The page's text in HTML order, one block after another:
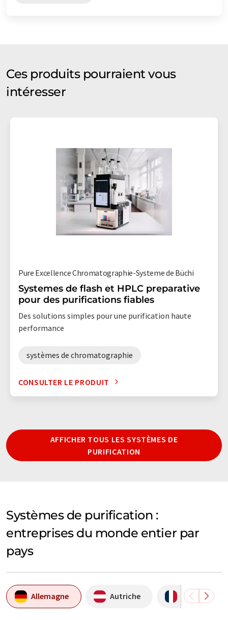
Ces produits pourraient vous
intéresser
Pure Excellence Chromatographie-Systeme de Büchi
Systemes de flash et HPLC preparative
pour des purifications fiables
Des solutions simples pour une purification haute
performance
systèmes de chromatographie
CONSULTER LE PRODUIT
AFFICHER TOUS LES SYSTÈMES DE
PURIFICATION
Systèmes de purification :
entreprises du monde entier par
pays
Allemagne Autriche France